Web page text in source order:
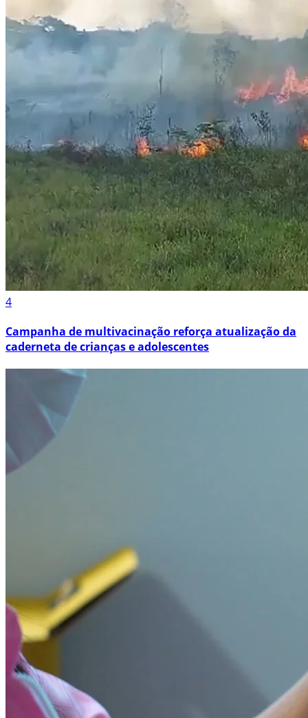
4
Campanha de multivacinação reforça atualização da
caderneta de crianças e adolescentes